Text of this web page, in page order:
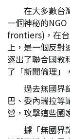
在大多數台
一個神秘的
frontiers)，在台
上，是一個反對
逐出了聯合國教
了「新聞倫理」
過去無國界
巴、委內瑞拉等
營，攻擊這些國
據「無國界